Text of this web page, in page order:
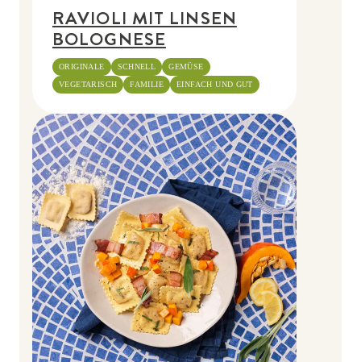
RAVIOLI MIT LINSEN
BOLOGNESE
ORIGINALE SCHNELL
GEMÜSE
VEGETARISCH
FAMILIE EINFACH UND GUT